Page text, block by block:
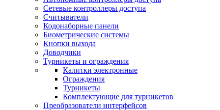
Сетевые контроллеры доступа
Считыватели
Кодонаборные панели
Биометрические системы
Кнопки выхода
Доводчики
Турникеты и ограждения
Калитки электронные
Ограждения
Турникеты
Комплектующие для турникетов
Преобразователи интерфейсов